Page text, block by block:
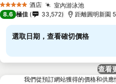
5 星級 酒店 室內游泳池
8.6 極佳 33,572 距離圓明新園
選取日期，查看確切價格
查看
我們從預訂網站獲得的價格和供